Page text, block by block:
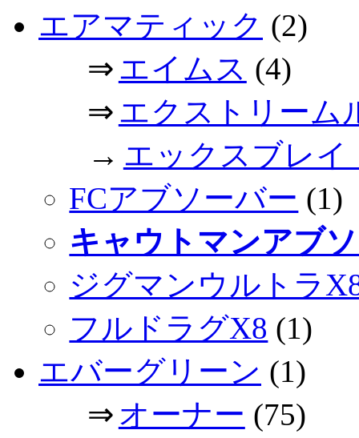
エアマティック (2)
⇒ エイムス (4)
⇒ エクストリーム
→ エックスブレイ
FCアブソーバー (1)
キャウトマンアブ
ジグマンウルトラ
フルドラグX8 (1)
エバーグリーン (1)
⇒ オーナー (75)